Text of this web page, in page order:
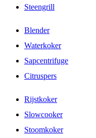
Steengrill
Blender
Waterkoker
Sapcentrifuge
Citruspers
Rijstkoker
Slowcooker
Stoomkoker